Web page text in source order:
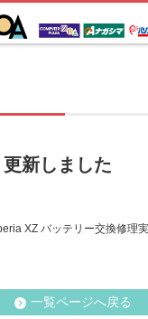
新しました
XZ バッテリー交換修理
一覧ページへ戻る